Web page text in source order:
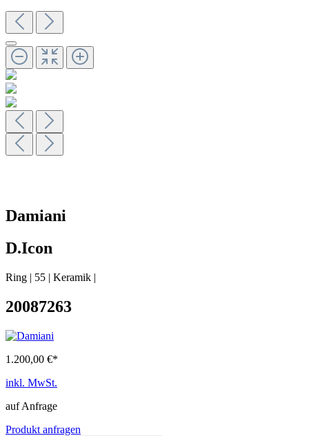
Damiani
D.Icon
Ring | 55 | Keramik |
20087263
1.200,00 €*
inkl. MwSt.
auf Anfrage
Produkt anfragen